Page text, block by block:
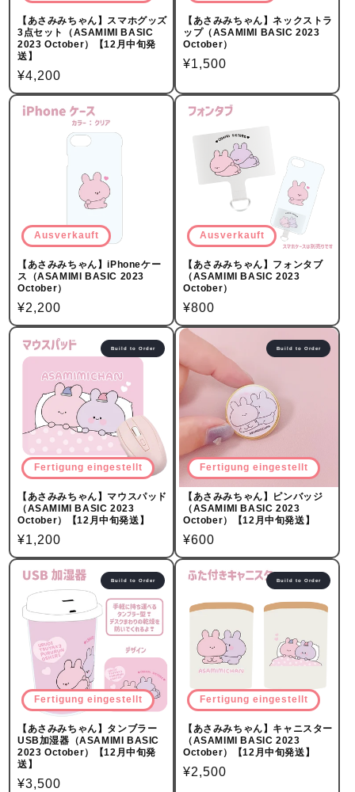
【あさみみちゃん】スマホグッズ
3点セット（ASAMIMI BASIC
2023 October）【12月中旬発
送】
Normalpreis
¥4,200
【あさみみちゃん】ネックストラ
ップ（ASAMIMI BASIC 2023
October）
Normalpreis
¥1,500
Ausverkauft
【あさみみちゃん】iPhoneケー
ス（ASAMIMI BASIC 2023
October）
Normalpreis
¥2,200
Ausverkauft
【あさみみちゃん】フォンタブ
（ASAMIMI BASIC 2023
October）
Normalpreis
¥800
Fertigung eingestellt
【あさみみちゃん】マウスパッド
（ASAMIMI BASIC 2023
October）【12月中旬発送】
Normalpreis
¥1,200
Build to Order
Fertigung eingestellt
【あさみみちゃん】ピンバッジ
（ASAMIMI BASIC 2023
October）【12月中旬発送】
Normalpreis
¥600
Build to Order
Fertigung eingestellt
【あさみみちゃん】タンブラー
USB加湿器（ASAMIMI BASIC
2023 October）【12月中旬発
送】
Normalpreis
¥3,500
Build to Order
Fertigung eingestellt
【あさみみちゃん】キャニスター
（ASAMIMI BASIC 2023
October）【12月中旬発送】
Normalpreis
¥2,500
Build to Order